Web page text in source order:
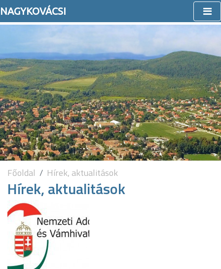
NAGYKOVÁCSI
Főoldal Hírek, aktualitások
Hírek, aktualitások